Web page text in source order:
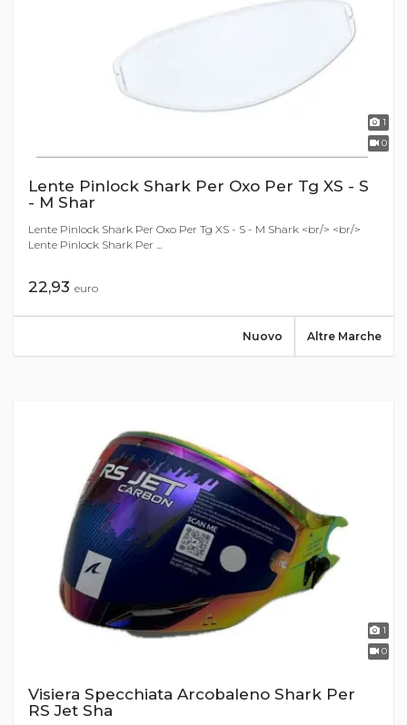
1
0
Lente Pinlock Shark Per Oxo Per Tg XS - S
- M Shar
Lente Pinlock Shark Per Oxo Per Tg XS - S - M Shark <br/> <br/>
Lente Pinlock Shark Per ...
22,93 euro
Altre Marche
Nuovo
1
0
Visiera Specchiata Arcobaleno Shark Per
RS Jet Sha